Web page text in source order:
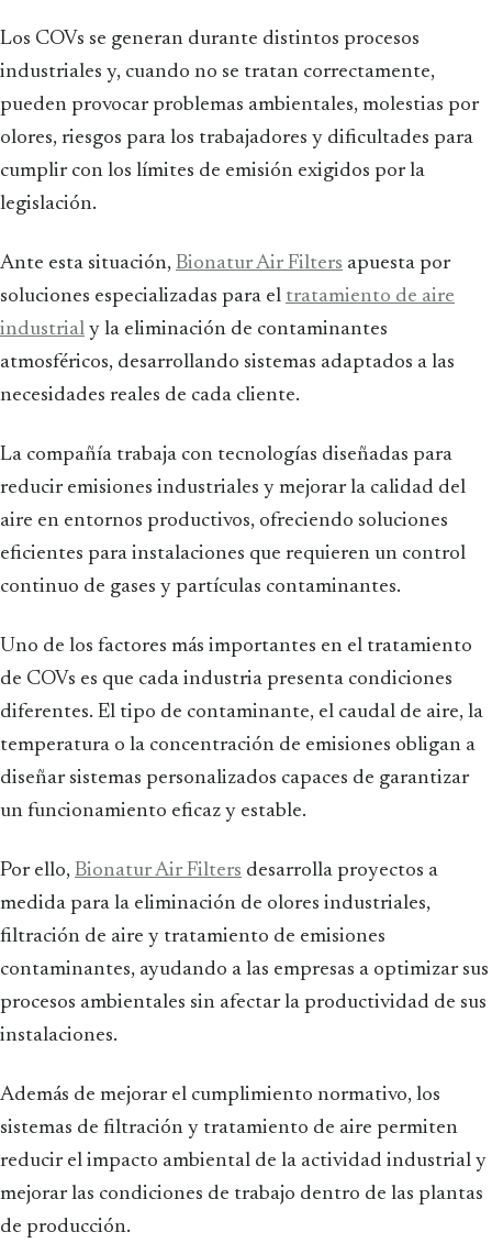
Los COVs se generan durante distintos procesos
industriales y, cuando no se tratan correctamente,
pueden provocar problemas ambientales, molestias por
olores, riesgos para los trabajadores y dificultades para
cumplir con los límites de emisión exigidos por la
legislación.
Ante esta situación, Bionatur Air Filters apuesta por
soluciones especializadas para el tratamiento de aire
industrial y la eliminación de contaminantes
atmosféricos, desarrollando sistemas adaptados a las
necesidades reales de cada cliente.
La compañía trabaja con tecnologías diseñadas para
reducir emisiones industriales y mejorar la calidad del
aire en entornos productivos, ofreciendo soluciones
eficientes para instalaciones que requieren un control
continuo de gases y partículas contaminantes.
Uno de los factores más importantes en el tratamiento
de COVs es que cada industria presenta condiciones
diferentes. El tipo de contaminante, el caudal de aire, la
temperatura o la concentración de emisiones obligan a
diseñar sistemas personalizados capaces de garantizar
un funcionamiento eficaz y estable.
Por ello, Bionatur Air Filters desarrolla proyectos a
medida para la eliminación de olores industriales,
filtración de aire y tratamiento de emisiones
contaminantes, ayudando a las empresas a optimizar sus
procesos ambientales sin afectar la productividad de sus
instalaciones.
Además de mejorar el cumplimiento normativo, los
sistemas de filtración y tratamiento de aire permiten
reducir el impacto ambiental de la actividad industrial y
mejorar las condiciones de trabajo dentro de las plantas
de producción.